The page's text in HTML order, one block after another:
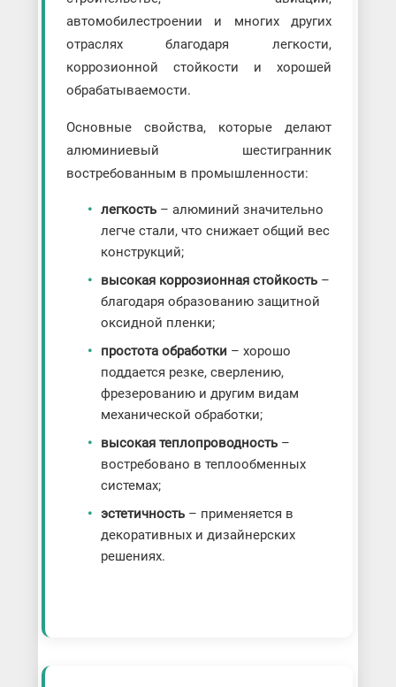
автомобилестроении и многих других
отраслях благодаря легкости,
коррозионной стойкости и хорошей
обрабатываемости.
Основные свойства, которые делают
алюминиевый шестигранник
востребованным в промышленности:
легкость– алюминий значительно
легче стали, что снижает общий вес
конструкций;
высокая коррозионная стойкость–
благодаря образованию защитной
оксидной пленки;
простота обработки– хорошо
поддается резке, сверлению,
фрезерованию и другим видам
механической обработки;
высокая теплопроводность–
востребовано в теплообменных
системах;
эстетичность– применяется в
декоративных и дизайнерских
решениях.